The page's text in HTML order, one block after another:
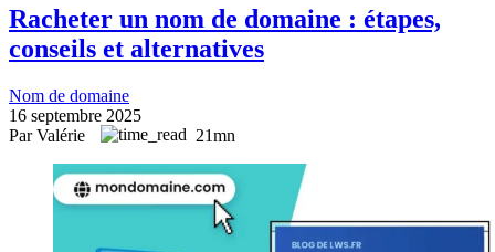
Racheter un nom de domaine : étapes,
conseils et alternatives
Nom de domaine
16 septembre 2025
Par Valérie
21mn